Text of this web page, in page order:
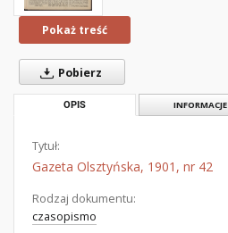
Pokaż treść
Pobierz
OPIS INFORMACJE
Tytuł:
Gazeta Olsztyńska, 1901, nr 42
Rodzaj dokumentu:
czasopismo